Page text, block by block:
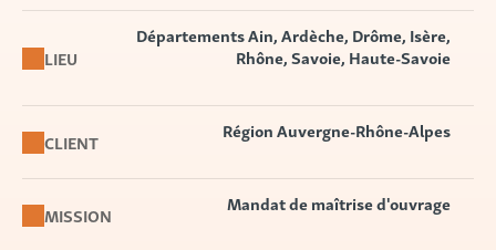
LIEU
Départements Ain, Ardèche, Drôme, Isère,
Rhône, Savoie, Haute-Savoie
CLIENT
Région Auvergne-Rhône-Alpes
MISSION
Mandat de maîtrise d'ouvrage